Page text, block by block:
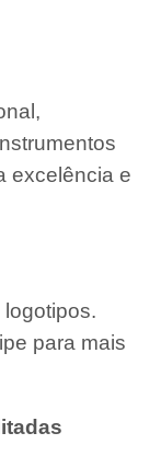
excelência e
para mais